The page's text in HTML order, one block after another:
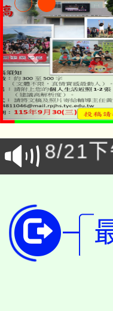
「本
場熱
8/21
徵才
局官網
開!
115年
桃園
視費
大園